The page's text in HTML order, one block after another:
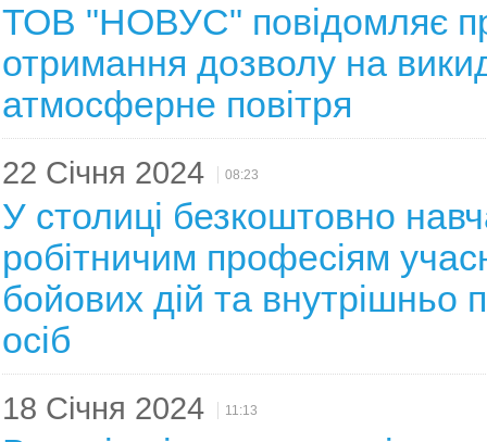
ТОВ "НОВУС" повідомляє
отримання дозволу на
атмосферне повітря
22 Січня 2024 08:23
У столиці безкоштовно
робітничим професіям
бойових дій та внутрішньо
осіб
18 Січня 2024 11:13